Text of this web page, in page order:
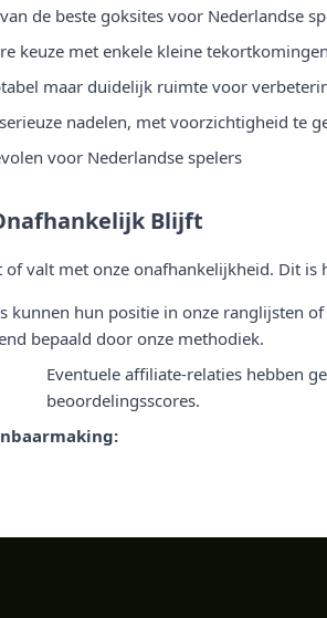
de beste goksites voor Nederlandse
keuze met enkele kleine tekortkomingen
maar duidelijk ruimte voor
nadelen, met voorzichtigheid te
voor Nederlandse spelers
Blijft
valt met onze onafhankelijkheid. Dit is
kunnen hun positie in onze ranglijsten
bepaald door onze methodiek.
Eventuele affiliate-relaties hebben
beoordelingsscores.